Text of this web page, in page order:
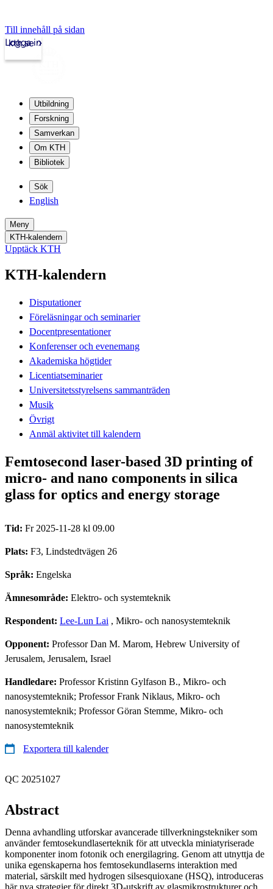
Till innehåll på sidan
kth.se
Logga in
Utbildning
Forskning
Samverkan
Om KTH
Bibliotek
Sök
English
Meny
KTH-kalendern
Upptäck KTH
KTH-kalendern
Disputationer
Föreläsningar och seminarier
Docentpresentationer
Konferenser och evenemang
Akademiska högtider
Licentiatseminarier
Universitetsstyrelsens sammanträden
Musik
Övrigt
Anmäl aktivitet till kalendern
Femtosecond laser-based 3D printing of
micro- and nano components in silica
glass for optics and energy storage
Tid: Fr 2025-11-28 kl 09.00
Plats: F3, Lindstedtvägen 26
Språk: Engelska
Ämnesområde: Elektro- och systemteknik
Respondent: Lee-Lun Lai , Mikro- och nanosystemteknik
Opponent: Professor Dan M. Marom, Hebrew University of
Jerusalem, Jerusalem, Israel
Handledare: Professor Kristinn Gylfason B., Mikro- och
nanosystemteknik; Professor Frank Niklaus, Mikro- och
nanosystemteknik; Professor Göran Stemme, Mikro- och
nanosystemteknik
Exportera till kalender
QC 20251027
Abstract
Denna avhandling utforskar avancerade tillverkningstekniker som
använder femtosekundlaserteknik för att utveckla miniatyriserade
komponenter inom fotonik och energilagring. Genom att utnyttja de
unika egenskaperna hos femtosekundlaserns interaktion med
material, särskilt med hydrogen silsesquioxane (HSQ), introduceras
här nya strategier för direkt 3D-utskrift av glasmikrostrukturer och